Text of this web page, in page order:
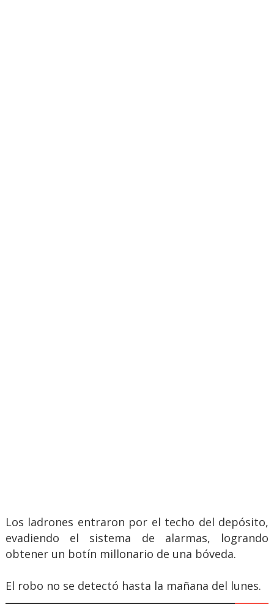
Los ladrones entraron por el techo del depósito,
evadiendo el sistema de alarmas, logrando
obtener un botín millonario de una bóveda.
El robo no se detectó hasta la mañana del lunes.